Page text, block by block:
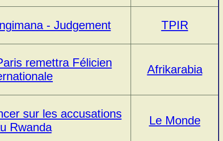
- Judgement TPIR
remettra Félicien
Afrikarabia
sur les accusations
Rwanda
Le Monde